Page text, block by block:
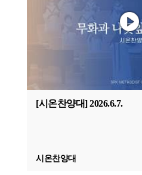
[시온찬양대] 2026.6.7.
시온찬양대